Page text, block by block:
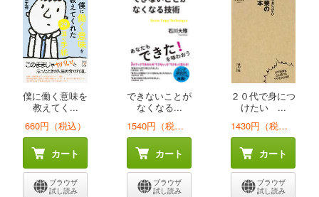
僕に働く意味を
教えてく...
660円（税込）
カート
ブラウザ
試し読み
できないことが
なくなる...
1540円（税込）
カート
ブラウザ
試し読み
２０代で身につ
けたい ...
1430円（税込）
カート
ブラウザ
試し読み